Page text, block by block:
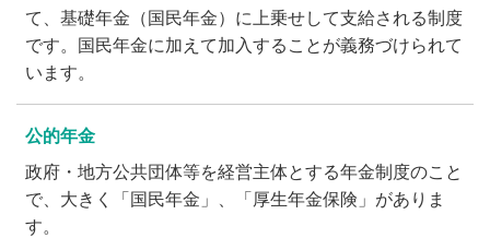
て、基礎年金（国民年金）に上乗せして支給される制度
です。国民年金に加えて加入することが義務づけられて
います。
公的年金
政府・地方公共団体等を経営主体とする年金制度のこと
で、大きく「国民年金」、「厚生年金保険」がありま
す。